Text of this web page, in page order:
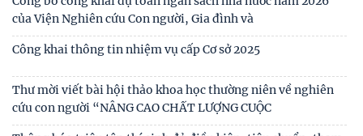
Chủ tịch Viện Hàn lâm Khoa học xã hội Việt Nam thăm và
làm việc tại Viện Khoa học Kinh tế và Xã hội
Lễ ký kết Thỏa thuận hợp tác giữa Viện Hàn lâm Khoa học xã
hội Việt Nam và Tỉnh ủy Cao Bằng
Thư mời viết bài tham gia Hội thảo khoa học “Chăm sóc,
giáo dục trẻ em trong kỷ nguyên số”
Á trong bối cảnh hội nhập quốc tế và
Thư mời viết báo cáo tham luận Hội thảo khoa học quốc gia
“Xu hướng biến đổi của gia đình Việt Nam